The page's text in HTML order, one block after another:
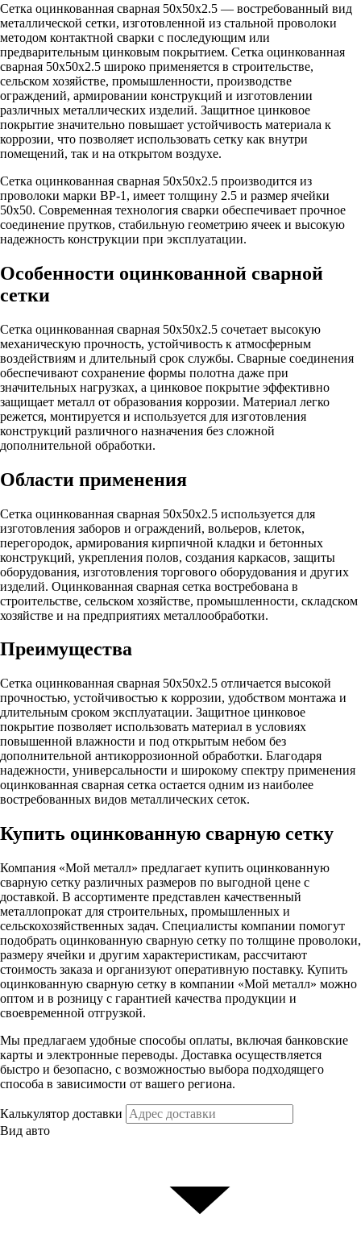
Сетка оцинкованная сварная 50х50х2.5 — востребованный вид
металлической сетки, изготовленной из стальной проволоки
методом контактной сварки с последующим или
предварительным цинковым покрытием. Сетка оцинкованная
сварная 50х50х2.5 широко применяется в строительстве,
сельском хозяйстве, промышленности, производстве
ограждений, армировании конструкций и изготовлении
различных металлических изделий. Защитное цинковое
покрытие значительно повышает устойчивость материала к
коррозии, что позволяет использовать сетку как внутри
помещений, так и на открытом воздухе.
Сетка оцинкованная сварная 50х50х2.5 производится из
проволоки марки ВР-1, имеет толщину 2.5 и размер ячейки
50х50. Современная технология сварки обеспечивает прочное
соединение прутков, стабильную геометрию ячеек и высокую
надежность конструкции при эксплуатации.
Особенности оцинкованной сварной
сетки
Сетка оцинкованная сварная 50х50х2.5 сочетает высокую
механическую прочность, устойчивость к атмосферным
воздействиям и длительный срок службы. Сварные соединения
обеспечивают сохранение формы полотна даже при
значительных нагрузках, а цинковое покрытие эффективно
защищает металл от образования коррозии. Материал легко
режется, монтируется и используется для изготовления
конструкций различного назначения без сложной
дополнительной обработки.
Области применения
Сетка оцинкованная сварная 50х50х2.5 используется для
изготовления заборов и ограждений, вольеров, клеток,
перегородок, армирования кирпичной кладки и бетонных
конструкций, укрепления полов, создания каркасов, защиты
оборудования, изготовления торгового оборудования и других
изделий. Оцинкованная сварная сетка востребована в
строительстве, сельском хозяйстве, промышленности, складском
хозяйстве и на предприятиях металлообработки.
Преимущества
Сетка оцинкованная сварная 50х50х2.5 отличается высокой
прочностью, устойчивостью к коррозии, удобством монтажа и
длительным сроком эксплуатации. Защитное цинковое
покрытие позволяет использовать материал в условиях
повышенной влажности и под открытым небом без
дополнительной антикоррозионной обработки. Благодаря
надежности, универсальности и широкому спектру применения
оцинкованная сварная сетка остается одним из наиболее
востребованных видов металлических сеток.
Купить оцинкованную сварную сетку
Компания «Мой металл» предлагает купить оцинкованную
сварную сетку различных размеров по выгодной цене с
доставкой. В ассортименте представлен качественный
металлопрокат для строительных, промышленных и
сельскохозяйственных задач. Специалисты компании помогут
подобрать оцинкованную сварную сетку по толщине проволоки,
размеру ячейки и другим характеристикам, рассчитают
стоимость заказа и организуют оперативную поставку. Купить
оцинкованную сварную сетку в компании «Мой металл» можно
оптом и в розницу с гарантией качества продукции и
своевременной отгрузкой.
Мы предлагаем удобные способы оплаты, включая банковские
карты и электронные переводы. Доставка осуществляется
быстро и безопасно, с возможностью выбора подходящего
способа в зависимости от вашего региона.
Калькулятор доставки
Вид авто